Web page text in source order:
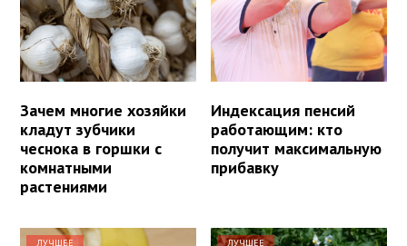
Зачем многие хозяйки
кладут зубчики
чеснока в горшки с
комнатными
растениями
Индексация пенсий
работающим: кто
получит максимальную
прибавку
ЛУЧШЕЕ ЛУЧШЕЕ